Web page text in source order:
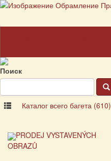
Поиск
Каталог всего багета (610)
PRODEJ VYSTAVENÝCH
OBRAZŮ